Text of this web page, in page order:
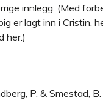
innlegg . (Med
er lagt inn i Cristin,
her.)
P. & Smestad,